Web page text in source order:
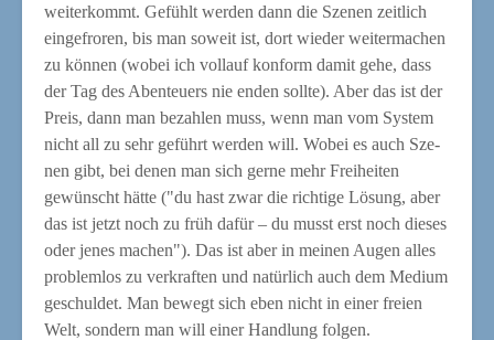
wei­ter­kommt. Gefühlt wer­den dann die Sze­nen zeit­lich
ein­ge­fro­ren, bis man soweit ist, dort wie­der wei­ter­ma­chen
zu kön­nen (wobei ich voll­auf kon­form damit gehe, dass
der Tag des Aben­teu­ers nie enden soll­te). Aber das ist der
Preis, dann man bezah­len muss, wenn man vom Sys­tem
nicht all zu sehr geführt wer­den will. Wobei es auch Sze­
nen gibt, bei denen man sich ger­ne mehr Frei­hei­ten
gewünscht hät­te ("du hast zwar die rich­ti­ge Lösung, aber
das ist jetzt noch zu früh dafür – du musst erst noch die­ses
oder jenes machen"). Das ist aber in mei­nen Augen alles
pro­blem­los zu ver­kraf­ten und natür­lich auch dem Medi­um
geschul­det. Man bewegt sich eben nicht in einer frei­en
Welt, son­dern man will einer Hand­lung folgen.